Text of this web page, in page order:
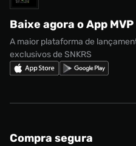
Nike Shox
Regulamento CRM/ CASHBACK
Regulamento Cupom
Baixe agora o App MVP
A maior plataforma de
exclusivos de SNKRS
Compra segura